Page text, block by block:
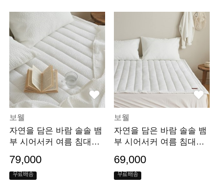
보웰
자연을 담은 바람 솔솔 뱀
부 시어서커 여름 침대패
79,000
무료배송
보웰
자연을 담은 바람 솔솔 뱀
부 시어서커 여름 침대패
69,000
무료배송